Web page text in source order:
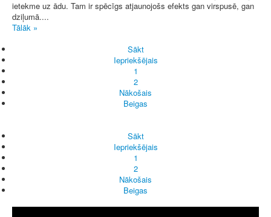
ietekme uz ādu. Tam ir spēcīgs atjaunojošs efekts gan virspusē, gan
dziļumā....
Tālāk »
Sākt
Iepriekšējais
1
2
Nākošais
Beigas
Sākt
Iepriekšējais
1
2
Nākošais
Beigas